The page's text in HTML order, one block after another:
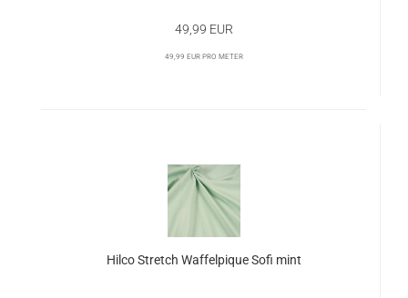
49,99 EUR
49,99 EUR pro Meter
Hilco Stretch Waffelpique Sofi mint